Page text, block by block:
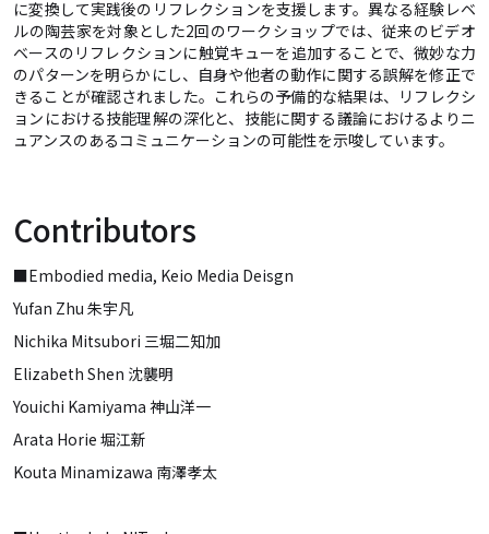
に変換して実践後のリフレクションを支援します。異なる経験レベ
ルの陶芸家を対象とした2回のワークショップでは、従来のビデオ
ベースのリフレクションに触覚キューを追加することで、微妙な力
のパターンを明らかにし、自身や他者の動作に関する誤解を修正で
きることが確認されました。これらの予備的な結果は、リフレクシ
ョンにおける技能理解の深化と、技能に関する議論におけるよりニ
ュアンスのあるコミュニケーションの可能性を示唆しています。
Contributors
■Embodied media, Keio Media Deisgn
Yufan Zhu 朱宇凡
Nichika Mitsubori 三堀二知加
Elizabeth Shen 沈襲明
Youichi Kamiyama 神山洋一
Arata Horie 堀江新
Kouta Minamizawa 南澤孝太